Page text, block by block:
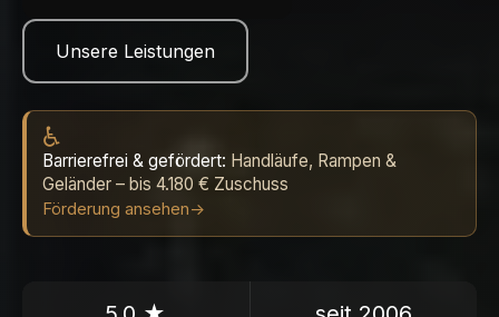
Unsere Leistungen
♿
Barrierefrei & gefördert: Handläufe, Rampen &
Geländer – bis 4.180 € Zuschuss
Förderung ansehen→